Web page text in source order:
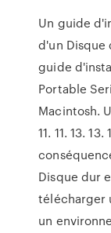
Un guide
d'un Disque
guide
Portable
Macintosh.
11. 11. 13.
Disque dur
télécharger
un